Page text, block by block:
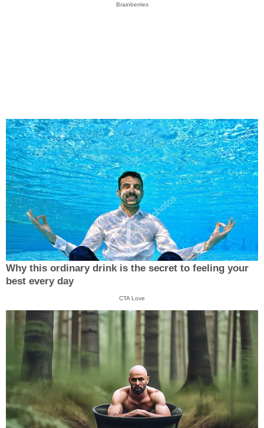
Brainberries
Why this ordinary drink is the secret to feeling your
best every day
CTA Love